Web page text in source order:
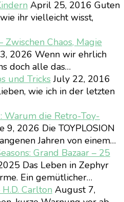
April 25, 2016 Guten
ihr vielleicht wisst,
Zwischen Chaos, Magie
2026 Wenn wir ehrlich
doch alle das…
und TricksJuly 22, 2016
wie ich in der letzten
Warum die Retro-Toy-
9, 2026 Die TOYPLOSION
Jahren von einem…
Grand Bazaar – 25
Das Leben in Zephyr
Ein gemütlicher…
Carlton August 7,